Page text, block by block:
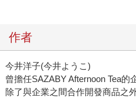
作者
今井洋子(今井ようこ)
曾擔任SAZABY Afternoon Tea的
除了與企業之間合作開發商品之